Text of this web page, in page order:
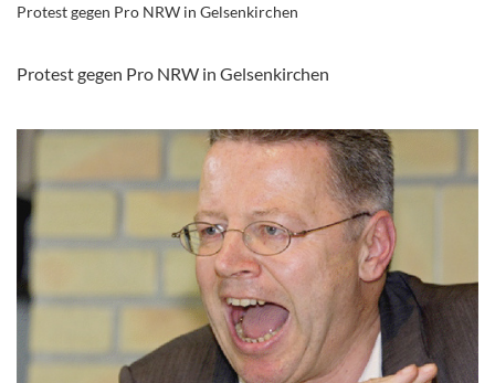
Protest gegen Pro NRW in Gelsenkirchen
Protest gegen Pro NRW in Gelsenkirchen